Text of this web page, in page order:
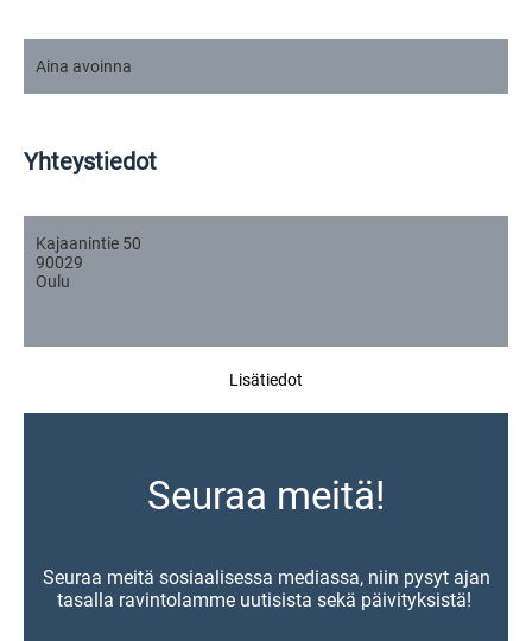
Aina avoinna
Yhteystiedot
Kajaanintie 50
90029
Oulu
Lisätiedot
Seuraa meitä!
Seuraa meitä sosiaalisessa mediassa, niin pysyt ajan
tasalla ravintolamme uutisista sekä päivityksistä!